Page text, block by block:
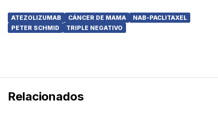
ATEZOLIZUMAB CÁNCER DE MAMA
NAB-PACLITAXEL
PETER SCHMID
TRIPLE NEGATIVO
Relacionados